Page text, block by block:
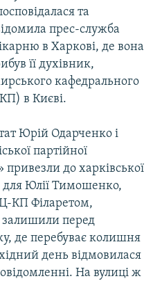
та
прес-служба
в Харкові, де вона
її духівник,
кафедрального
в Києві.
Юрій Одарченко і
партійної
привезли до харківської
для Юлії Тимошенко,
КП Філаретом,
залишили перед
де перебуває колишня
день відмовилася
На вулиці ж